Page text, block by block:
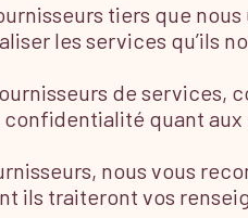
tiers que
les services qu’ils
de services,
quant
nous vous
ils traiteront vos